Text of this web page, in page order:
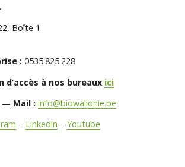
Boîte 1
: 0535.825.228
d’accès à nos bureaux ici
— Mail : info@biowallonie.be
– Linkedin –Youtube